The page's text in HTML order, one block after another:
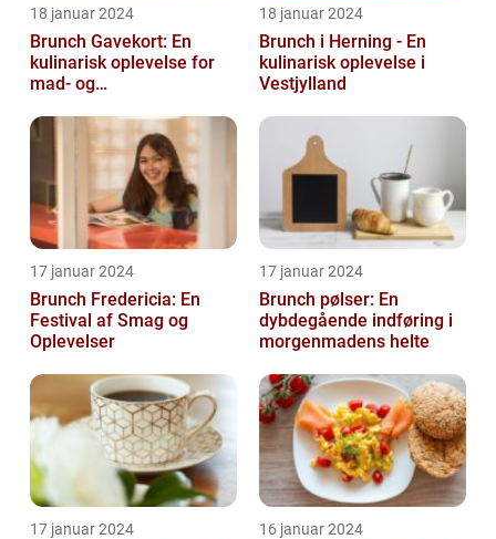
18 januar 2024
Brunch Gavekort: En
kulinarisk oplevelse for
mad- og
18 januar 2024
Brunch i Herning - En
kulinarisk oplevelse i
Vestjylland
17 januar 2024
Brunch Fredericia: En
Festival af Smag og
Oplevelser
17 januar 2024
Brunch pølser: En
dybdegående indføring i
morgenmadens helte
17 januar 2024 16 januar 2024